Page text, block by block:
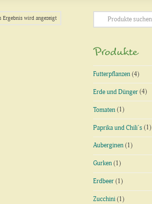
Ergebnis wird angezeigt
Suchen
nach:
Produkte
Futterpflanzen (4)
Erde und Dünger (4)
Tomaten (1)
Paprika und Chili´s (1)
Auberginen (1)
Gurken (1)
Erdbeer (1)
Zucchini (1)